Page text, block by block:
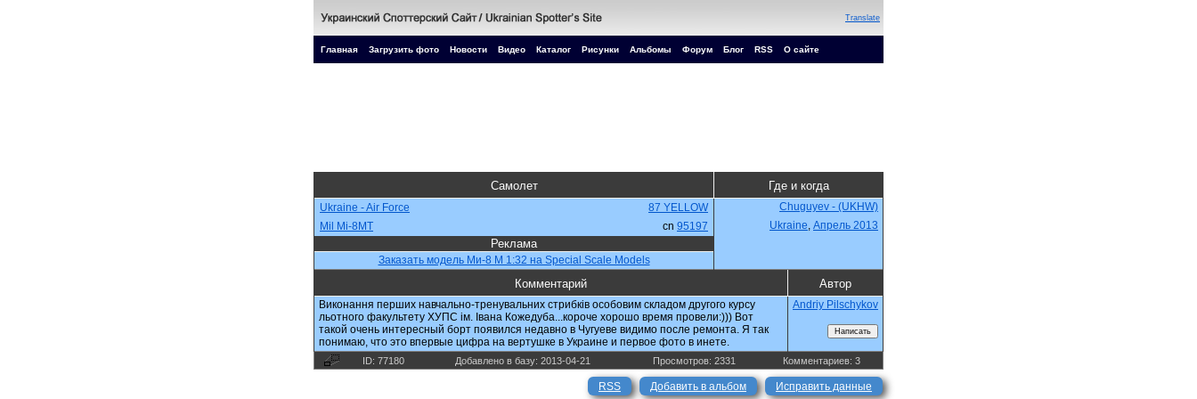
Translate
Главная Загрузить фото Новости Видео Каталог Рисунки Альбомы Форум Блог RSS О сайте
Самолет Где и когда
Ukraine - Air Force 87 YELLOW
Chuguyev - (UKHW)
Mil Mi-8MT
cn 95197 Ukraine, Апрель 2013
Реклама
Заказать модель Ми-8 М 1:32 на Special Scale Models
Комментарий Автор
Виконання перших навчально-тренувальних стрибків особовим складом другого курсу
льотного факультету ХУПС ім. Івана Кожедуба...короче хорошо время провели:))) Вот
такой очень интересный борт появился недавно в Чугуеве видимо после ремонта. Я так
понимаю, что это впервые цифра на вертушке в Украине и первое фото в инете.
Andriy Pilschykov
ID: 77180 Добавлено в базу: 2013-04-21 Просмотров: 2331 Комментариев: 3
RSS Добавить в альбом Исправить данные